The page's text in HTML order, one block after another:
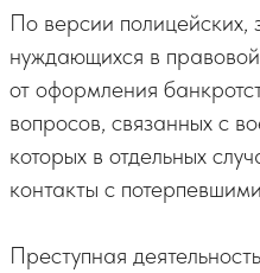
По версии
нуждающихся в
от оформления
вопросов, связанных с
которых в отдельных
контакты с
Преступная